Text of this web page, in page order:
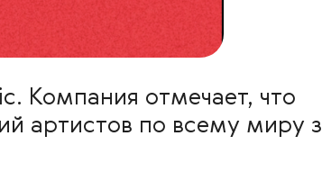
Компания отмечает, что
артистов по всему миру